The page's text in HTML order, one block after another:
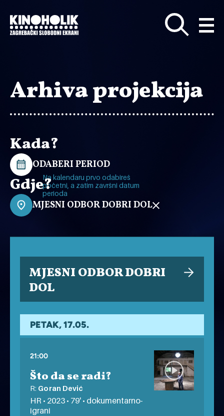
glavni
sadržaj
Arhiva projekcija
Kada?
ODABERI PERIOD
Na kalendaru prvo odabireš
početni, a zatim završni datum
perioda
Gdje?
MJESNI ODBOR DOBRI DOL
MJESNI ODBOR DOBRI
DOL
PETAK, 17.05.
21:00
Što da se radi?
R: Goran Dević
HR • 2023 • 79' • dokumentarno-
igrani